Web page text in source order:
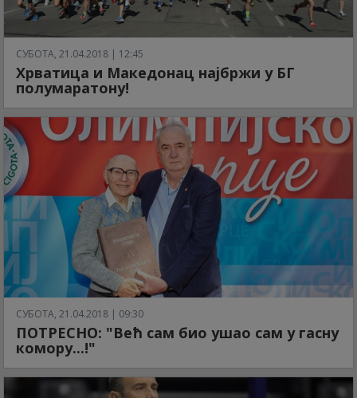
СУБОТА, 21.04.2018 | 12:45
Хрватица и Македонац најбржи у БГ
полумаратону!
СУБОТА, 21.04.2018 | 09:30
ПОТРЕСНО: "Већ сам био ушао сам у гасну
комору...!"